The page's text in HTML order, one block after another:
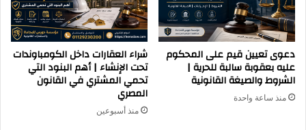
دعوى تعيين قيم على المحكوم
عليه بعقوبة سالبة للحرية |
الشروط والصيغة القانونية
منذ ساعة واحدة
شراء العقارات داخل الكومباوندات
تحت الإنشاء | أهم البنود التي
تحمي المشتري في القانون
المصري
منذ أسبوعين